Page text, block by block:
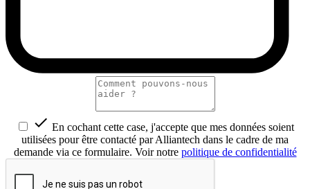
 En cochant cette case, j'accepte que mes données soient
utilisées pour être contacté par Alliantech dans le cadre de ma
demande via ce formulaire. Voir notre politique de confidentialité